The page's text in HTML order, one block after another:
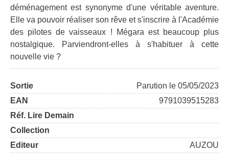
déménagement est synonyme d'une véritable aventure.
Elle va pouvoir réaliser son rêve et s'inscrire à l'Académie
des pilotes de vaisseaux ! Mégara est beaucoup plus
nostalgique. Parviendront-elles à s'habituer à cette
nouvelle vie ?
Sortie
Parution le 05/05/2023
EAN
9791039515283
Réf. Lire Demain
Collection
Editeur
AUZOU